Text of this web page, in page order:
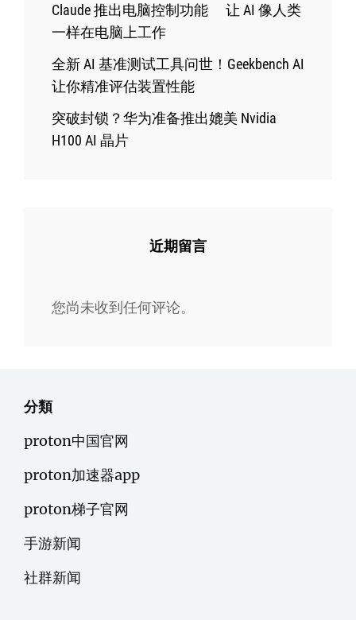
Claude 推出电脑控制功能 让 AI 像人类
一样在电脑上工作
全新 AI 基准测试工具问世！Geekbench AI
让你精准评估装置性能
突破封锁？华为准备推出媲美 Nvidia
H100 AI 晶片
近期留言
您尚未收到任何评论。
分類
proton中国官网
proton加速器app
proton梯子官网
手游新闻
社群新闻